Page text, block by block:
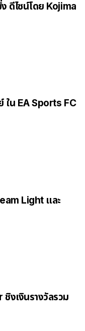
ดีไซน์โดย Kojima
ใน EA Sports FC
Light และ
งเงินรางวัลรวม